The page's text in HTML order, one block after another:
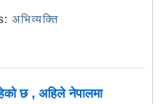
अभिव्यक्ति
छ , अहिले नेपालमा